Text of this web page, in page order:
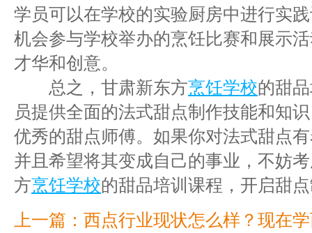
学员可以在学校的实验厨房中进行实
机会参与学校举办的烹饪比赛和展示
才华和创意。
总之，甘肃新东方烹饪学校的甜
员提供全面的法式甜点制作技能和知
优秀的甜点师傅。如果你对法式甜点
并且希望将其变成自己的事业，不妨
方烹饪学校的甜品培训课程，开启甜
上一篇： 西点行业现状怎么样？现在